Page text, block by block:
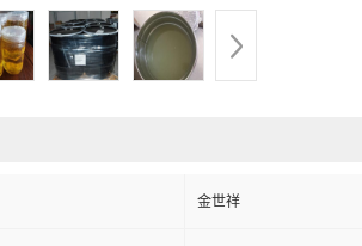
金世祥